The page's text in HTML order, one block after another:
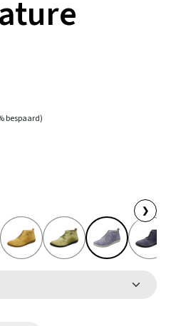
bespaard)
❯